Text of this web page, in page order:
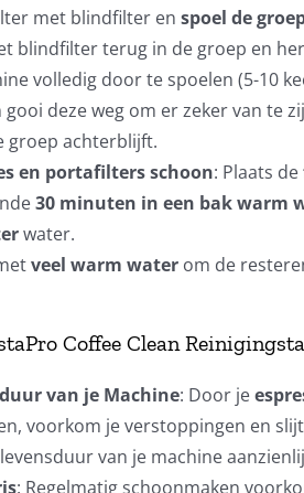
met blindfilter en spoel de
blindfilter terug in de groep en
volledig door te spoelen (5-10
deze weg om er zeker van te
groep achterblijft.
en portafilters schoon: Plaats de
30 minuten in een bak warm
water.
veel warm waterom de
Coffee Clean
van je Machine: Door je
voorkom je verstoppingen en
van je machine
: Regelmatig schoonmaken